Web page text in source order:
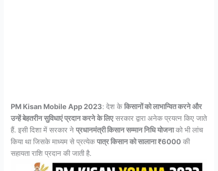
PM Kisan Mobile App 2023: देश केकिसानों को लाभान्वित करने और
उन्हें बेहतरीन सुविधाएं प्रदान करने के लिएसरकार द्वारा अनेक प्रयत्न किए जाते
हैं. इसी दिशा में सरकार नेप्रधानमंत्री किसान सम्मान निधि योजनाको भी लांच
किया था जिसके माध्यम से प्रत्येकपात्र किसान को सालाना ₹6000 की
सहायता राशि प्रदान की जाती है.